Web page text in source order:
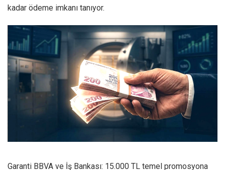
kadar ödeme imkanı tanıyor.
Garanti BBVA ve İş Bankası: 15.000 TL temel promosyona